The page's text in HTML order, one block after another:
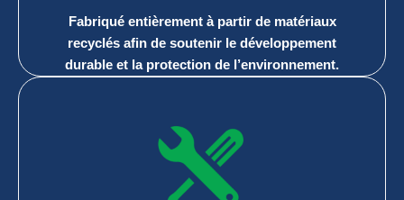
Fabriqué entièrement à partir de matériaux
recyclés afin de soutenir le développement
durable et la protection de l’environnement.